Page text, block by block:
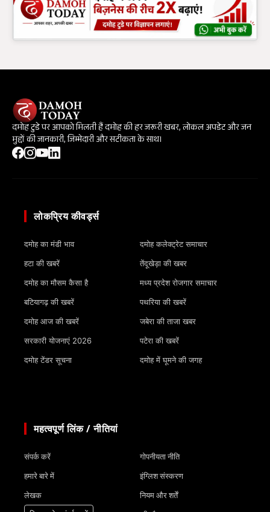
दमोह टुडे पर आपको मिलती हैं दमोह की हर जरूरी खबर, लोकल अपडेट और जन
मुद्दों की जानकारी, जिम्मेदारी और सटीकता के साथ।
लोकप्रिय कीवर्ड्स
दमोह का मंडी भाव
हटा की खबरें
दमोह का मौसम कैसा है
बटियागढ़ की खबरें
दमोह आज की खबरें
सरकारी योजनाएं 2026
दमोह टेंडर सूचना
दमोह कलेक्ट्रेट समाचार
तेंदूखेड़ा की खबर
मध्य प्रदेश रोजगार समाचार
पथरिया की खबरें
जबेरा की ताजा खबर
पटेरा की खबरें
दमोह में घूमने की जगह
महत्वपूर्ण लिंक / नीतियां
संपर्क करें
हमारे बारे में
लेखक
गोपनीयता नीति
इंग्लिश संस्करण
नियम और शर्तें